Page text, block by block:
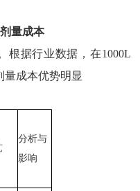
量成本
根据行业数据，在1000L
量成本优势明显
分析与
影响